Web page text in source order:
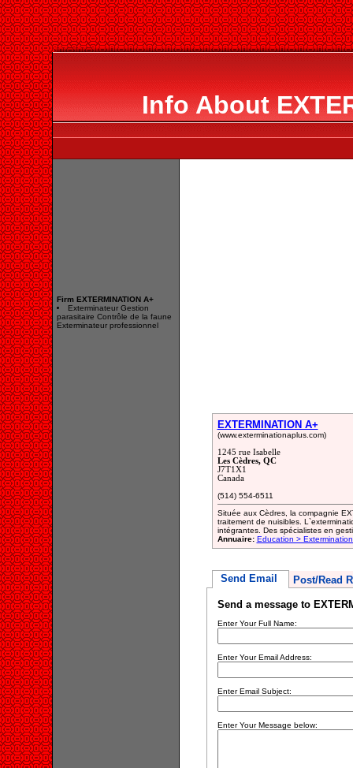
Info About
Firm EXTERMINATION A+
Exterminateur Gestion
parasitaire Contrôle de la faune
Exterminateur professionnel
EXTERMINATION A+
(www.exterminationaplus.com)
1245 rue Isabelle
Les Cèdres, QC
J7T1X1
Canada
(514) 554-6511
Située aux Cèdres, la compagnie
traitement de nuisibles.
intégrantes. Des spécialistes en
Annuaire: Education >
Send Email Post/Read
Send a message to
Enter Your Full Name:
Enter Your Email Address:
Enter Email Subject:
Enter Your Message below: